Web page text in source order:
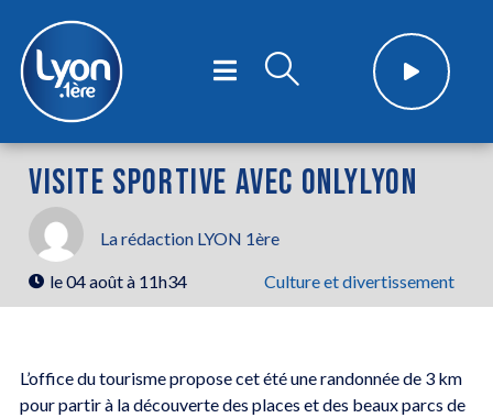
VISITE SPORTIVE AVEC ONLYLYON
La rédaction LYON 1ère
le04 août à 11h34 Culture et divertissement
L’office du tourisme propose cet été une randonnée de 3 km
pour partir à la découverte des places et des beaux parcs de